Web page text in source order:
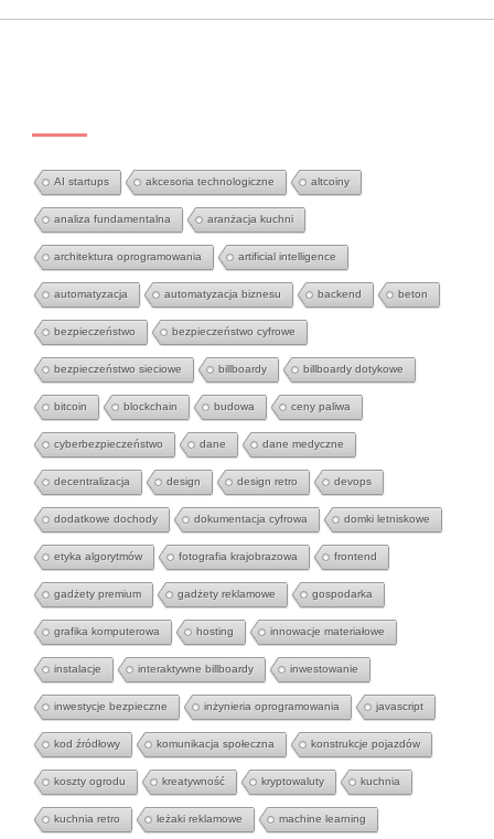
AI startups akcesoria technologiczne altcoiny
analiza fundamentalna aranżacja kuchni
architektura oprogramowania artificial intelligence
automatyzacja automatyzacja biznesu backend beton
bezpieczeństwo bezpieczeństwo cyfrowe
bezpieczeństwo sieciowe billboardy billboardy dotykowe
bitcoin blockchain budowa ceny paliwa
cyberbezpieczeństwo dane dane medyczne
decentralizacja design design retro devops
dodatkowe dochody dokumentacja cyfrowa domki letniskowe
etyka algorytmów fotografia krajobrazowa frontend
gadżety premium gadżety reklamowe gospodarka
grafika komputerowa hosting innowacje materiałowe
instalacje interaktywne billboardy inwestowanie
inwestycje bezpieczne inżynieria oprogramowania javascript
kod źródłowy komunikacja społeczna konstrukcje pojazdów
koszty ogrodu kreatywność kryptowaluty kuchnia
kuchnia retro leżaki reklamowe machine learning